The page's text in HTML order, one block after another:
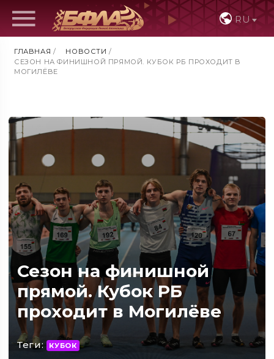
RU
ГЛАВНАЯ / НОВОСТИ /
СЕЗОН НА ФИНИШНОЙ ПРЯМОЙ. КУБОК РБ ПРОХОДИТ В
МОГИЛЁВЕ
Сезон на финишной
прямой. Кубок РБ
проходит в Могилёве
Теги: КУБОК